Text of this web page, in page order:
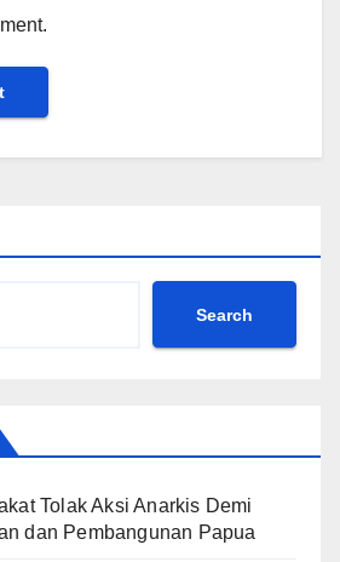
Search
Tolak Aksi Anarkis Demi
dan Pembangunan Papua